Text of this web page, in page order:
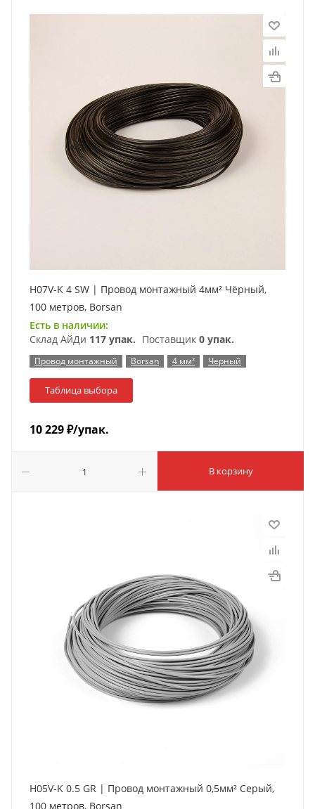
H07V-K 4 SW | Провод монтажный 4мм² Чёрный,
100 метров, Borsan
Есть в наличии:
Склад АйДи 117 упак. Поставщик 0 упак.
Провод монтажный Borsan 4 мм² Черный
Таблица выбора
10 229₽/упак.
В корзину
H05V-K 0.5 GR | Провод монтажный 0,5мм² Серый,
100 метров, Borsan